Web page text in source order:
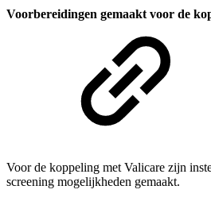
Voorbereidingen gemaakt voor de
Voor de koppeling met Valicare zijn
screening mogelijkheden gemaakt.